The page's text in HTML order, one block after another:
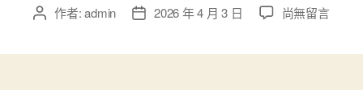
文 作者:admin
文 2026 年 4 月 3 日
在
尚無留言